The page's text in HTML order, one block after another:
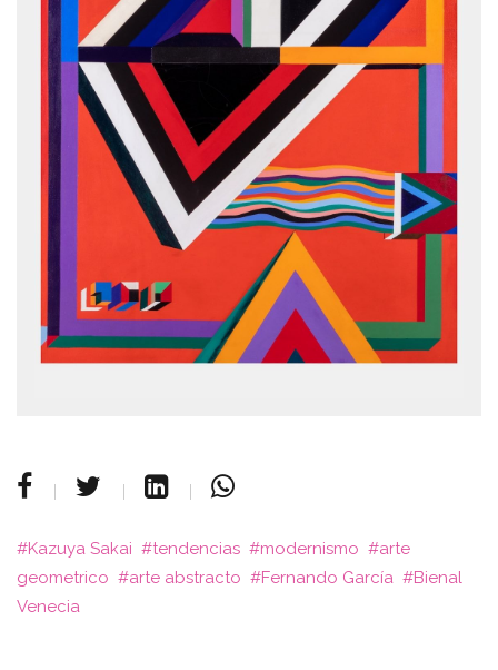
Kazuya Sakai tendencias modernismo
arte
geometrico
arte abstracto Fernando García
Bienal
Venecia